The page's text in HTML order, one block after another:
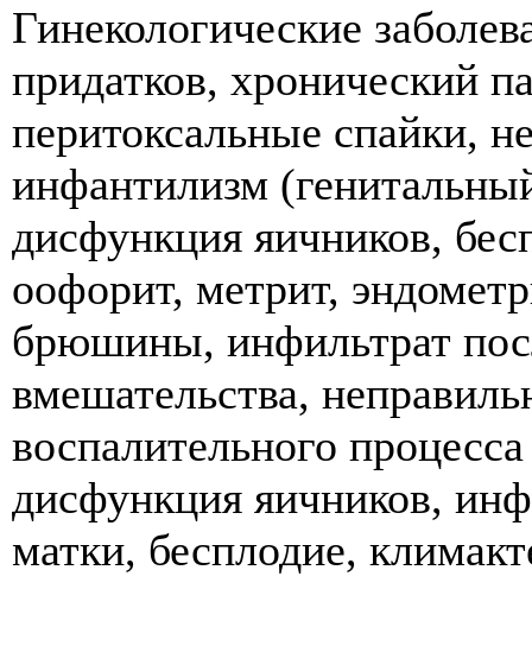
Гинекологические
придатков, хронический
перитоксальные спайки,
инфантилизм
дисфункция яичников,
оофорит, метрит,
брюшины, инфильтрат
вмешательства,
воспалительного
дисфункция яичников,
матки, бесплодие,